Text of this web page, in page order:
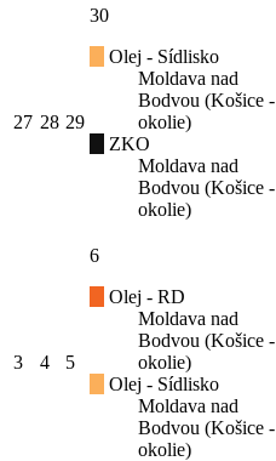
27 28 29
30
Olej - Sídlisko
Moldava nad
Bodvou (Košice -
okolie)
ZKO
Moldava nad
Bodvou (Košice -
okolie)
3 4 5
6
Olej - RD
Moldava nad
Bodvou (Košice -
okolie)
Olej - Sídlisko
Moldava nad
Bodvou (Košice -
okolie)